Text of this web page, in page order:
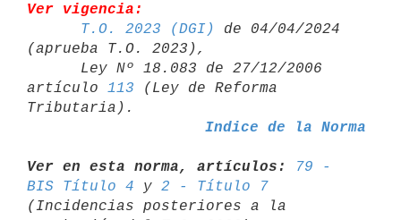
Ver vigencia:
T.O. 2023 (DGI)
de 04/04/2024
(aprueba T.O. 2023),
artículo 113 (Ley de Reforma
Indice de la Norma
Ver en esta norma, artículos:
79 -
BIS Título 4 y 2 - Título 7
(Incidencias posteriores a la